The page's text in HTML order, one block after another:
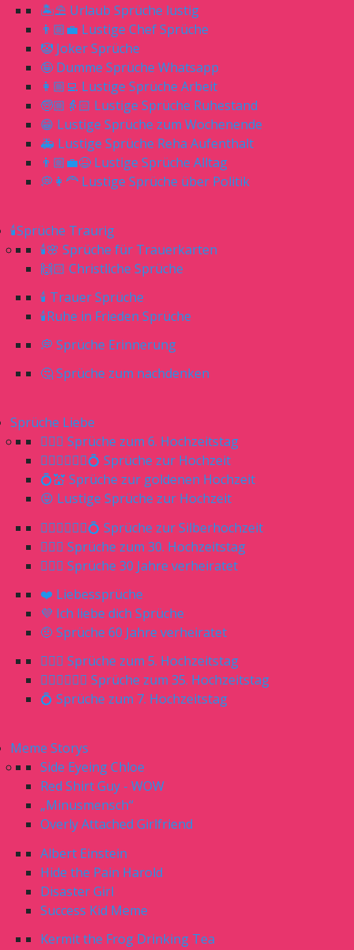
🏝⛱ Urlaub Sprüche lustig
👨🏼‍💼 Lustige Chef Sprüche
🤡 Joker Sprüche
🤪 Dumme Sprüche Whatsapp
👩🏼‍💻 Lustige Sprüche Arbeit
🧓🏼👵🏻 Lustige Sprüche Ruhestand
😁 Lustige Sprüche zum Wochenende
🚑 Lustige Sprüche Reha Aufenthalt
👨🏼‍💼😆 Lustige Sprüche Alltag
💭👩‍🦰 Lustige Sprüche über Politik
🕯Sprüche Traurig
🕯🌸 Sprüche für Trauerkarten
🙌🏻 Christliche Sprüche
🕯 Trauer Sprüche
🕯Ruhe in Frieden Sprüche
💭 Sprüche Erinnerung
🤔 Sprüche zum nachdenken
Sprüche Liebe
👰🏼‍♀️ Sprüche zum 6. Hochzeitstag
👰🏼‍♀️🤵🏼‍♂️💍 Sprüche zur Hochzeit
💍💒 Sprüche zur goldenen Hochzeit
😝 Lustige Sprüche zur Hochzeit
👰🏼‍♀️🤵🏼‍♂️💍 Sprüche zur Silberhochzeit
👰🏼‍♀️ Sprüche zum 30. Hochzeitstag
🤷🏼‍♀️ Sprüche 30 Jahre verheiratet
❤️ Liebessprüche
💜 Ich liebe dich Sprüche
🤨 Sprüche 60 Jahre verheiratet
🤵🏼‍♀️ Sprüche zum 5. Hochzeitstag
🤵🏼‍♂️👰🏼‍♀️ Sprüche zum 35. Hochzeitstag
💍 Sprüche zum 7. Hochzeitstag
Meme Storys
Side Eyeing Chloe
Red Shirt Guy - WOW
„Minusmensch“
Overly Attached Girlfriend
Albert Einstein
Hide the Pain Harold
Disaster Girl
Success Kid Meme
Kermit the Frog Drinking Tea